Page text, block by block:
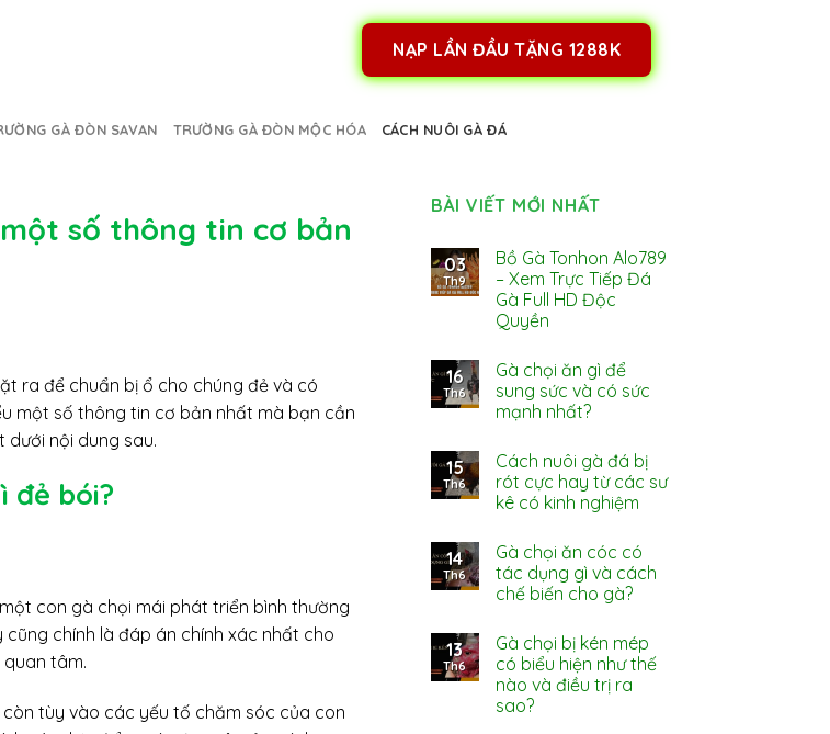
NẠP LẦN ĐẦU TẶNG 1288K
GÀ ĐÒN SAVAN TRƯỜNG GÀ ĐÒN MỘC HÓA CÁCH NUÔI GÀ ĐÁ
số thông tin cơ bản
ra để chuẩn bị ổ cho chúng đẻ và có
một số thông tin cơ bản nhất mà bạn cần
nội dung sau.
đẻ bói?
con gà chọi mái phát triển bình thường
chính là đáp án chính xác nhất cho
tâm.
tùy vào các yếu tố chăm sóc của con
BÀI VIẾT MỚI NHẤT
03
Th9
Bồ Gà Tonhon Alo789
– Xem Trực Tiếp Đá
Gà Full HD Độc
Quyền
16
Th6
Gà chọi ăn gì để
sung sức và có sức
mạnh nhất?
15
Th6
Cách nuôi gà đá bị
rót cực hay từ các sư
kê có kinh nghiệm
14
Th6
Gà chọi ăn cóc có
tác dụng gì và cách
chế biến cho gà?
13
Th6
Gà chọi bị kén mép
có biểu hiện như thế
nào và điều trị ra
sao?